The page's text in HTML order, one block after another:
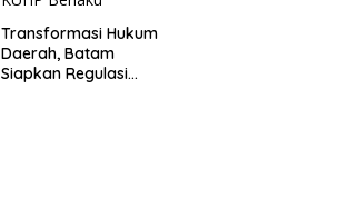
Transformasi Hukum
Daerah, Batam
Siapkan Regulasi